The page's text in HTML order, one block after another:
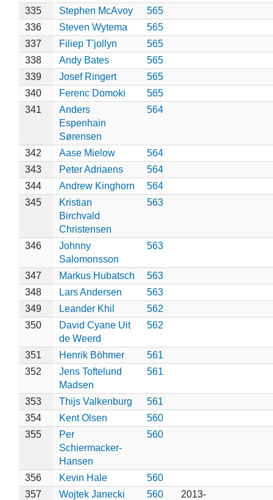
335
Stephen McAvoy
565
336
Steven Wytema
565
337
Filiep T'jollyn
565
338
Andy Bates
565
339
Josef Ringert
565
340
Ferenc Domoki
565
341
Anders
Espenhain
Sørensen
564
342 Aase Mielow
564
343
Peter Adriaens
564
344
Andrew Kinghorn
564
345
Kristian
Birchvald
Christensen
563
346
Johnny
Salomonsson
563
347 Markus Hubatsch
563
348
Lars Andersen
563
349
Leander Khil
562
350
David Cyane Uit
de Weerd
562
351 Henrik Böhmer
561
352
Jens Toftelund
Madsen
561
353 Thijs Valkenburg
561
354
Kent Olsen
560
355
Per
Schiermacker-
Hansen
560
356 Kevin Hale
560
357
Wojtek Janecki 560
2013-